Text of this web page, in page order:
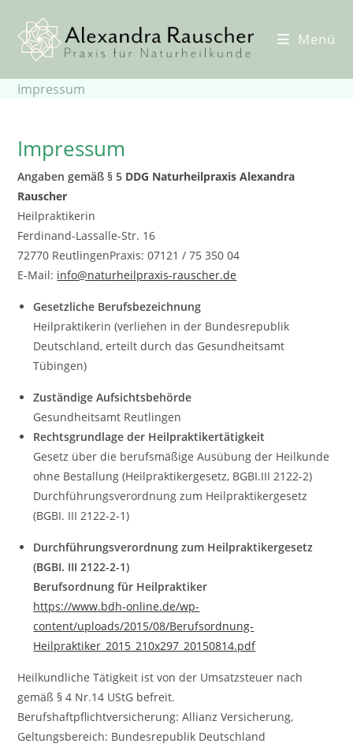
Inhalt
springen
Menü
Impressum
Impressum
Angaben gemäß § 5 DDG Naturheilpraxis Alexandra
Rauscher
Heilpraktikerin
Ferdinand-Lassalle-Str. 16
72770 ReutlingenPraxis: 07121 / 75 350 04
E-Mail: info@naturheilpraxis-rauscher.de
Gesetzliche Berufsbezeichnung
Heilpraktikerin (verliehen in der Bundesrepublik
Deutschland, erteilt durch das Gesundheitsamt
Tübingen)
Zuständige Aufsichtsbehörde
Gesundheitsamt Reutlingen
Rechtsgrundlage der Heilpraktikertätigkeit
Gesetz über die berufsmäßige Ausübung der Heilkunde
ohne Bestallung (Heilpraktikergesetz, BGBI.III 2122-2)
Durchführungsverordnung zum Heilpraktikergesetz
(BGBI. III 2122-2-1)
Durchführungsverordnung zum Heilpraktikergesetz
(BGBI. III 2122-2-1)
Berufsordnung für Heilpraktiker
https://www.bdh-online.de/wp-
content/uploads/2015/08/Berufsordnung-
Heilpraktiker_2015_210x297_20150814.pdf
Heilkundliche Tätigkeit ist von der Umsatzsteuer nach
gemäß § 4 Nr.14 UStG befreit.
Berufshaftpflichtversicherung: Allianz Versicherung,
Geltungsbereich: Bundesrepublik Deutschland